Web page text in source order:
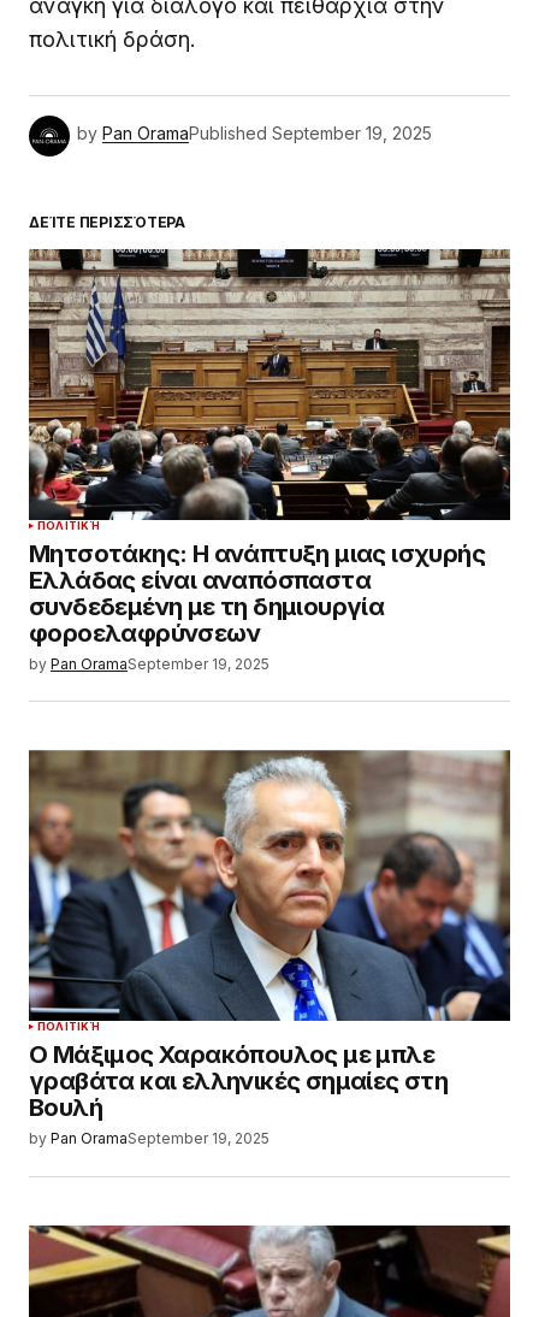
ανάγκη για διάλογο και πειθαρχία στην
πολιτική δράση.
by Pan OramaPublished September 19, 2025
ΔΕΊΤΕ ΠΕΡΙΣΣΌΤΕΡΑ
ΠΟΛΙΤΙΚΉ
Μητσοτάκης: Η ανάπτυξη μιας ισχυρής
Ελλάδας είναι αναπόσπαστα
συνδεδεμένη με τη δημιουργία
φοροελαφρύνσεων
by Pan OramaSeptember 19, 2025
ΠΟΛΙΤΙΚΉ
Ο Μάξιμος Χαρακόπουλος με μπλε
γραβάτα και ελληνικές σημαίες στη
Βουλή
by Pan OramaSeptember 19, 2025